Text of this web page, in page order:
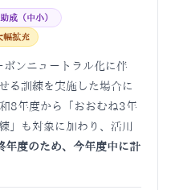
成（中小）
幅拡充
ンニュートラル化に伴
る訓練を実施した場合に
8年度から「おおむね3年
」も対象に加わり、活用
年度のため、今年度中に計